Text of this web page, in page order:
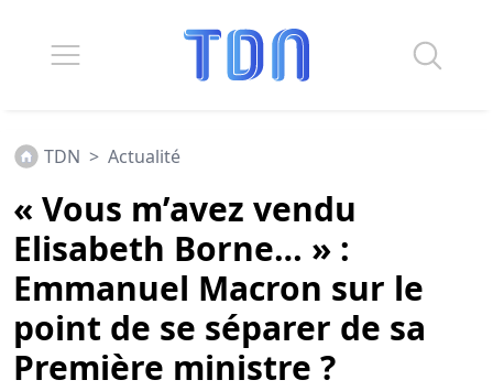
TDN > Actualité
« Vous m’avez vendu
Elisabeth Borne… » :
Emmanuel Macron sur le
point de se séparer de sa
Première ministre ?